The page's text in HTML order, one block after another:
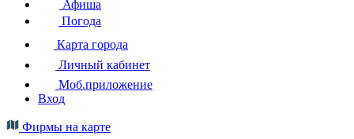
Афиша
Погода
Карта города
Личный кабинет
Моб.приложение
Вход
Фирмы на карте